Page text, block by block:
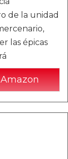
de la unidad
las épicas